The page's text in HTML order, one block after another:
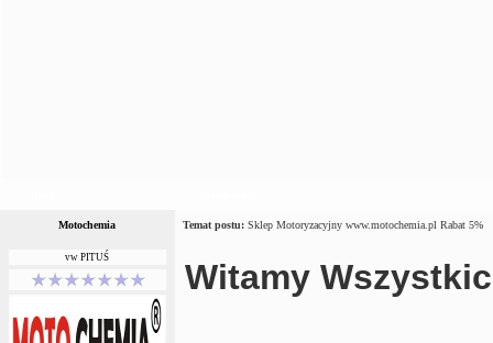
Motochemia Temat postu: Sklep Motoryzacyjny www.motochemia.pl Rabat 5%
vw PITUŚ Witamy